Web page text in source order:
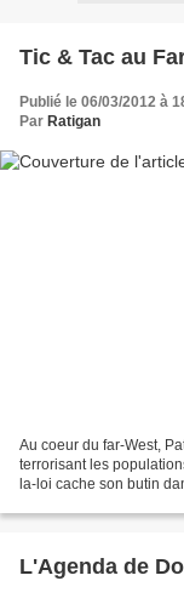
Tic & Tac au
Publié le 06/03/2012 à
Par Ratigan
Au coeur du far-West,
terrorisant les
la-loi cache son butin
L'Agenda de